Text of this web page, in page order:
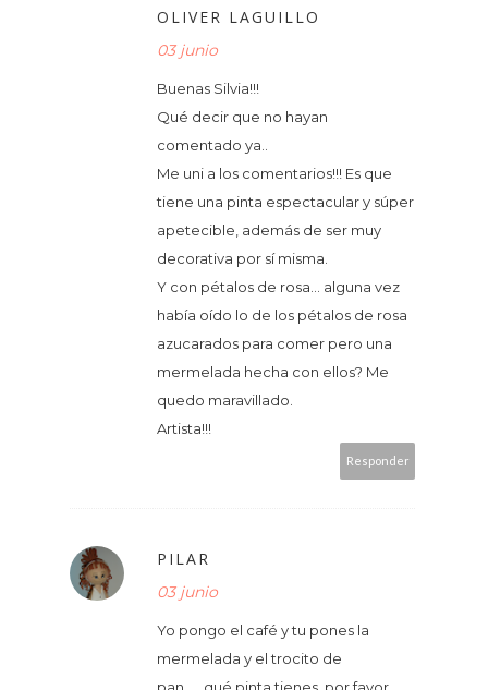
OLIVER LAGUILLO
03 junio
Buenas Silvia!!!
Qué decir que no hayan
comentado ya..
Me uni a los comentarios!!! Es que
tiene una pinta espectacular y súper
apetecible, además de ser muy
decorativa por sí misma.
Y con pétalos de rosa… alguna vez
había oído lo de los pétalos de rosa
azucarados para comer pero una
mermelada hecha con ellos? Me
quedo maravillado.
Artista!!!
Responder
PILAR
03 junio
Yo pongo el café y tu pones la
mermelada y el trocito de